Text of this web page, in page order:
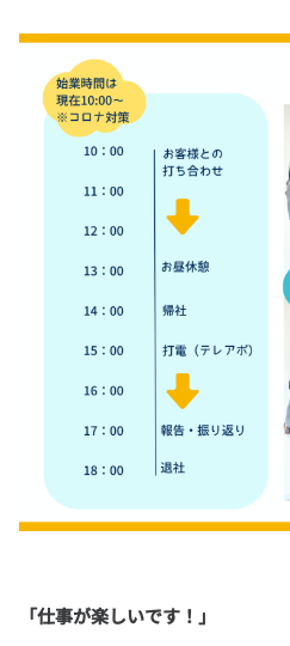
「仕事が楽しいです！」